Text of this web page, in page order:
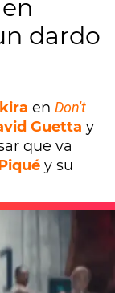
dardo
en Don't
Guetta y
que va
y su